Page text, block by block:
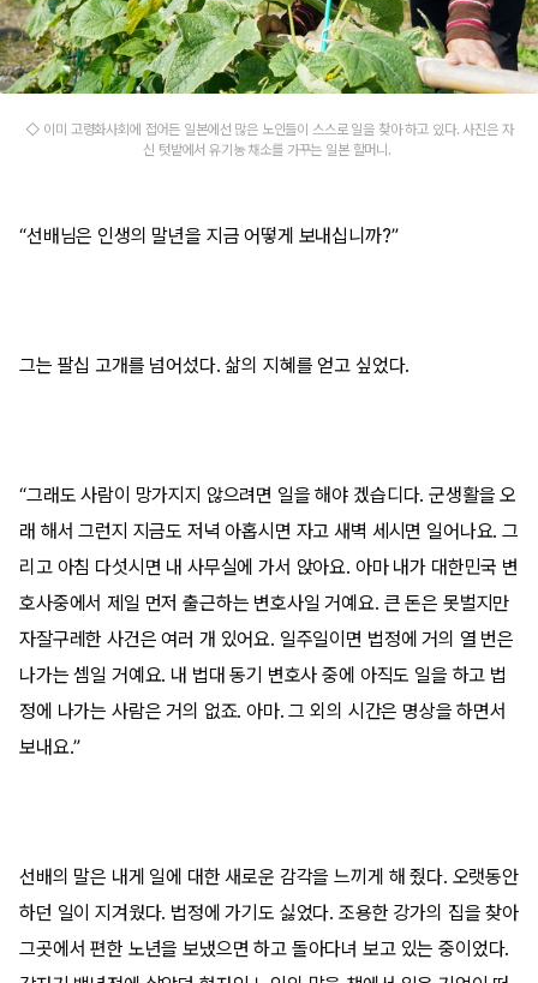
◇ 이미 고령화사회에 접어든 일본에선 많은 노인들이 스스로 일을 찾아 하고 있다. 사진은 자
신 텃밭에서 유기농 채소를 가꾸는 일본 할머니.
“선배님은 인생의 말년을 지금 어떻게 보내십니까?”
그는 팔십 고개를 넘어섰다. 삶의 지혜를 얻고 싶었다.
“그래도 사람이 망가지지 않으려면 일을 해야 겠습디다. 군생활을 오
래 해서 그런지 지금도 저녁 아홉시면 자고 새벽 세시면 일어나요. 그
리고 아침 다섯시면 내 사무실에 가서 앉아요. 아마 내가 대한민국 변
호사중에서 제일 먼저 출근하는 변호사일 거예요. 큰 돈은 못벌지만
자잘구레한 사건은 여러 개 있어요. 일주일이면 법정에 거의 열 번은
나가는 셈일 거예요. 내 법대 동기 변호사 중에 아직도 일을 하고 법
정에 나가는 사람은 거의 없죠. 아마. 그 외의 시간은 명상을 하면서
보내요.”
선배의 말은 내게 일에 대한 새로운 감각을 느끼게 해 줬다. 오랫동안
하던 일이 지겨웠다. 법정에 가기도 싫었다. 조용한 강가의 집을 찾아
그곳에서 편한 노년을 보냈으면 하고 돌아다녀 보고 있는 중이었다.